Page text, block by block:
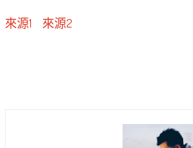
來源1 來源2